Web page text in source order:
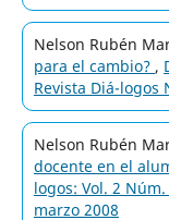
Nelson Rubén
para el cambio? ,
Revista Diá-logos
Nelson Rubén
docente en el
logos: Vol. 2
marzo 2008